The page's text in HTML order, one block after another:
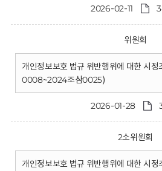
2026-02-11
위원회
개인정보보호 법규 위반행위에 대한 시
0008~2024조삼0025)
2026-01-28
2소위원회
개인정보보호 법규 위반행위에 대한 시